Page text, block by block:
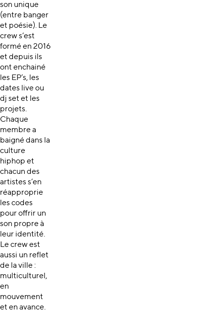
son unique
(entre banger
et poésie). Le
crew s’est
formé en 2016
et depuis ils
ont enchainé
les EP’s, les
dates live ou
dj set et les
projets.
Chaque
membre a
baigné dans la
culture
hiphop et
chacun des
artistes s’en
réapproprie
les codes
pour offrir un
son propre à
leur identité.
Le crew est
aussi un reflet
de la ville :
multiculturel,
en
mouvement
et en avance.